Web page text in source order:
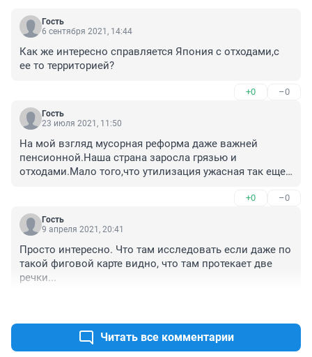
Гость
6 сентября 2021, 14:44
Как же интересно справляется Япония с отходами,с
ее то территорией?
+0 –0
Гость
23 июля 2021, 11:50
На мой взгляд мусорная реформа даже важней
пенсионной.Наша страна заросла грязью и
отходами.Мало того,что утилизация ужасная так еще
при том все и мужчины и женщины и дети.Мусор
бросают везде в лесу,на пляже в подъезде на дороге
т.т.д. И к сожалению так было всегда только раньше
и.т.д .
+0 –0
Гость
9 апреля 2021, 20:41
Просто интересно. Что там исследовать если даже по
такой фиговой карте видно, что там протекает две
речки...
Читать все комментарии